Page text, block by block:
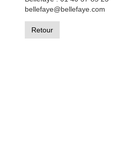
bellefaye@bellefaye.com
Retour